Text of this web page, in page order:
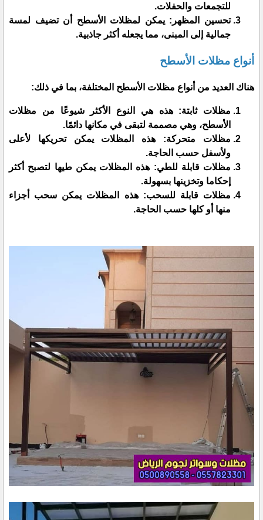
للتجمعات والحفلات.
تحسين المظهر: يمكن لمظلات الأسطح أن تضيف لمسة
جمالية إلى المبنى، مما يجعله أكثر جاذبية.
أنواع مظلات الأسطح
هناك العديد من أنواع مظلات الأسطح المختلفة، بما في ذلك:
مظلات ثابتة: هذه هي النوع الأكثر شيوعًا من مظلات
الأسطح، وهي مصممة لتبقى في مكانها دائمًا.
مظلات متحركة: هذه المظلات يمكن تحريكها لأعلى
ولأسفل حسب الحاجة.
مظلات قابلة للطي: هذه المظلات يمكن طيها لتصبح أكثر
إحكاما وتخزينها بسهولة.
مظلات قابلة للسحب: هذه المظلات يمكن سحب أجزاء
منها أو كلها حسب الحاجة.